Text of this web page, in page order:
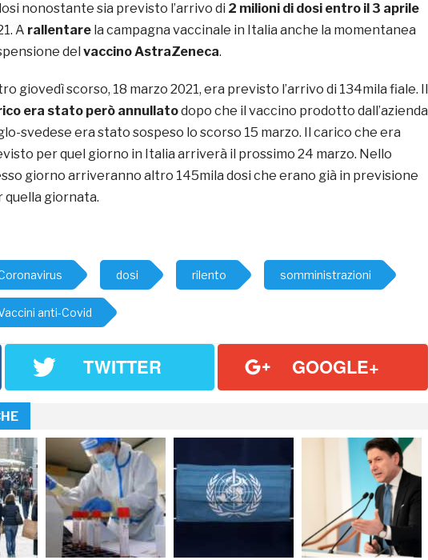
nonostante sia previsto l’arrivo di 2 milioni di dosi entro il 3 aprile
A rallentare la campagna vaccinale in Italia anche la momentanea
del vaccino AstraZeneca.
giovedì scorso, 18 marzo 2021, era previsto l’arrivo di 134mila fiale. Il
era stato però annullatodopo che il vaccino prodotto dall’azienda
svedese era stato sospeso lo scorso 15 marzo. Il carico che era
per quel giorno in Italia arriverà il prossimo 24 marzo. Nello
giorno arriveranno altro 145mila dosi che erano già in previsione
quella giornata.
dosi rilento somministrazioni
anti-Covid
TWITTER GOOGLE+